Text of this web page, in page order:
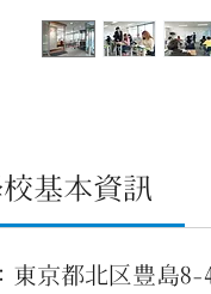
基本資訊
東京都北区豊島8-